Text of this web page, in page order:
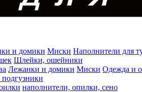
и домики Миски Наполнители для
Шлейки, ошейники
Лежанки и домики Миски Одежда и
наполнители, опилки, сено